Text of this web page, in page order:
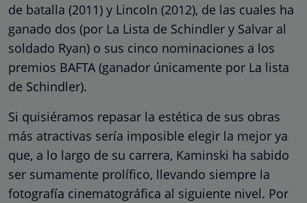
de batalla (2011) y Lincoln (2012), de las cuales ha
ganado dos (por La Lista de Schindler y Salvar al
soldado Ryan) o sus cinco nominaciones a los
premios BAFTA (ganador únicamente por La lista
de Schindler).
Si quisiéramos repasar la estética de sus obras
más atractivas sería imposible elegir la mejor ya
que, a lo largo de su carrera, Kaminski ha sabido
ser sumamente prolífico, llevando siempre la
fotografía cinematográfica al siguiente nivel. Por